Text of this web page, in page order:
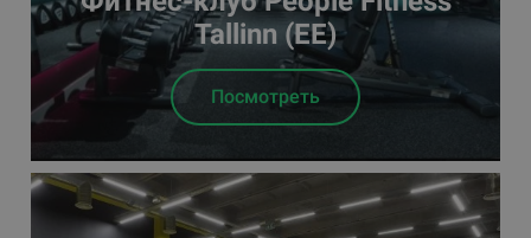
Tallinn (EE)
Посмотреть